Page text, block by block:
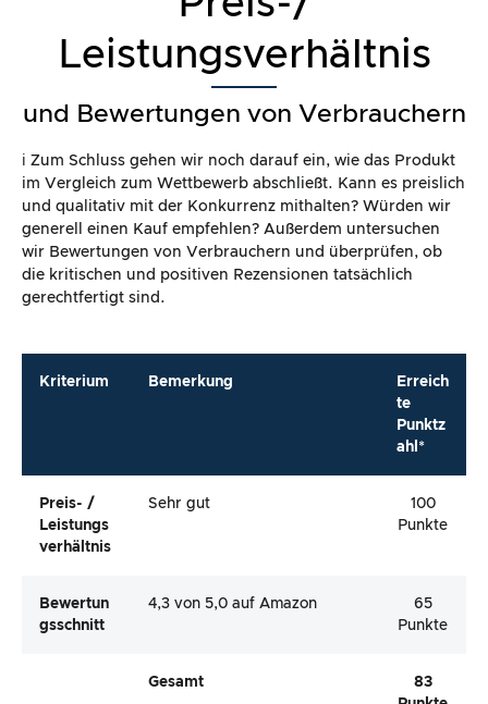
Leistungsverhältnis
und Bewertungen von Verbrauchern
ℹ️ Zum Schluss gehen wir noch darauf ein, wie das Produkt
im Vergleich zum Wettbewerb abschließt. Kann es preislich
und qualitativ mit der Konkurrenz mithalten? Würden wir
generell einen Kauf empfehlen? Außerdem untersuchen
wir Bewertungen von Verbrauchern und überprüfen, ob
die kritischen und positiven Rezensionen tatsächlich
gerechtfertigt sind.
Kriterium Bemerkung
Erreich
te
Punktz
ahl*
Preis- /
Leistungs
Verhältnis
Sehr gut
100
Punkte
Bewertun
Gsschnitt
4,3 von 5,0 auf Amazon
65
Punkte
Gesamt
83